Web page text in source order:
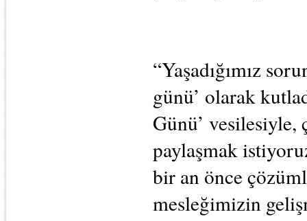
“Yaşadığımız
günü’ olarak
Günü’ vesilesiyle,
paylaşmak
bir an önce
mesleğimizin